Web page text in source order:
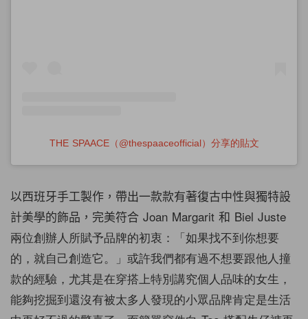
THE SPAACE（@thespaaceofficial）分享的貼文
以西班牙手工製作，帶出一款款有著復古中性與獨特設
計美學的飾品，完美符合 Joan Margarit 和 Biel Juste
兩位創辦人所賦予品牌的初衷：「如果找不到你想要
的，就自己創造它。」或許我們都有過不想要跟他人撞
款的經驗，尤其是在穿搭上特別講究個人品味的女生，
能夠挖掘到還沒有被太多人發現的小眾品牌肯定是生活